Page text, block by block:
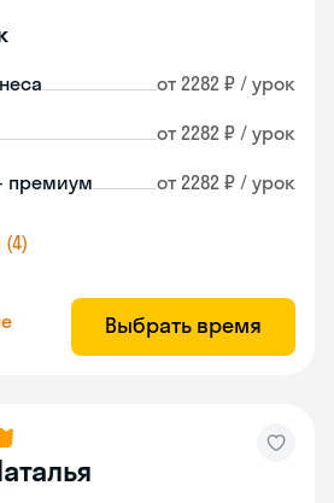
от 2282 ₽ / урок
от 2282 ₽ / урок
премиум от 2282 ₽ / урок
Выбрать время